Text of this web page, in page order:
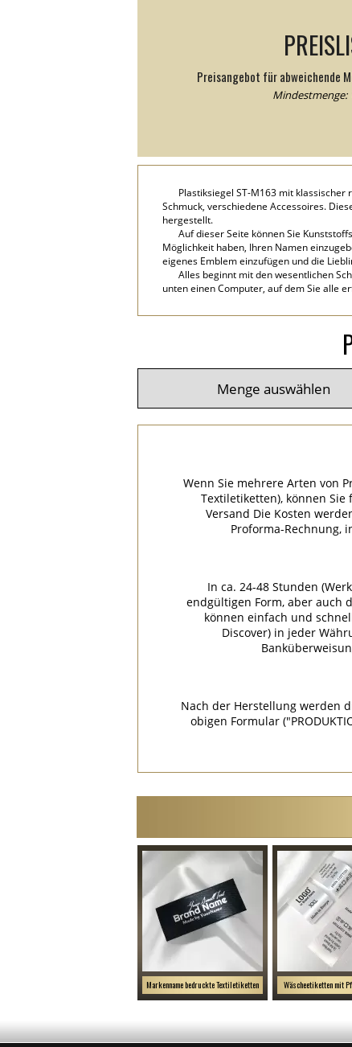
Preisangebot für abweichende
Mindestmenge:
Plastiksiegel ST-M163 mit
Schmuck, verschiedene Accessoires.
hergestellt.
Auf dieser Seite können Sie
Möglichkeit haben, Ihren Namen
eigenes Emblem einzufügen und die
Alles beginnt mit den wesentlichen
unten einen Computer, auf dem Sie alle
Wenn Sie mehrere Arten von
Textiletiketten), können
Versand Die Kosten
Proforma-Rechnung,
In ca. 24-48 Stunden
endgültigen Form, aber auch
können einfach und
Discover) in jeder
Nach der Herstellung werden
obigen Formular
Markenname bedruckte Textiletiketten Wäscheetiketten mit